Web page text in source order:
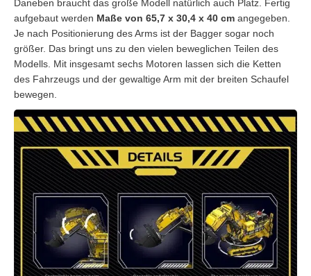
Daneben braucht das große Modell natürlich auch Platz. Fertig
aufgebaut werden Maße von 65,7 x 30,4 x 40 cm angegeben.
Je nach Positionierung des Arms ist der Bagger sogar noch
größer. Das bringt uns zu den vielen beweglichen Teilen des
Modells. Mit insgesamt sechs Motoren lassen sich die Ketten
des Fahrzeugs und der gewaltige Arm mit der breiten Schaufel
bewegen.